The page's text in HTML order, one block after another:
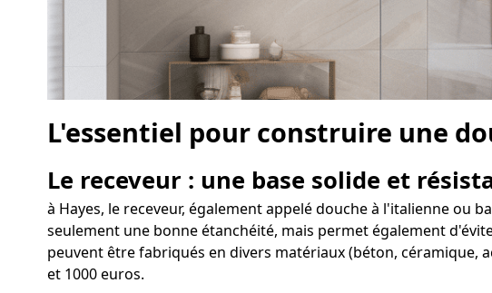
L'essentiel pour construire une
Le receveur : une base solide et
à Hayes, le receveur, également appelé douche à l'italienne ou
seulement une bonne étanchéité, mais permet également
peuvent être fabriqués en divers matériaux (béton, céramique,
et 1000 euros.